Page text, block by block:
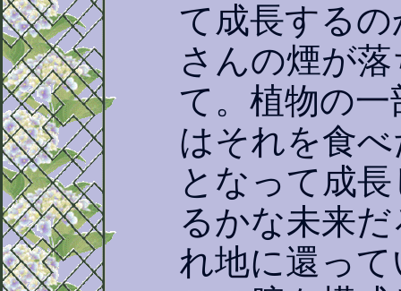
て成長する
さんの煙が
て。植物の
はそれを食
となって成
るかな未来
れ地に還っ